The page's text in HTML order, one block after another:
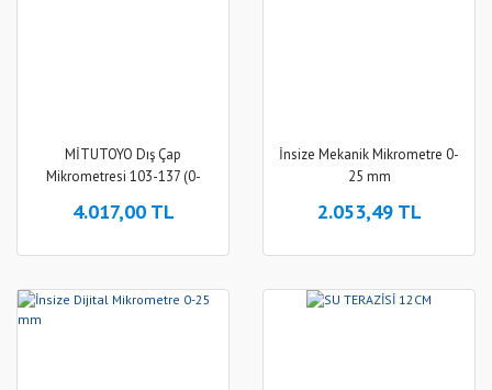
MİTUTOYO Dış Çap
Mikrometresi 103-137 (0-
4.017,00 TL
İnsize Mekanik Mikrometre 0-
25 mm
2.053,49 TL